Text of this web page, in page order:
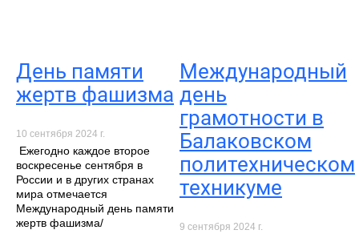
День памяти
жертв фашизма
10 сентября 2024 г.
Ежегодно каждое второе
воскресенье сентября в
России и в других странах
мира отмечается
Международный день памяти
жертв фашизма/
Международный
день
грамотности в
Балаковском
политехническом
техникуме
9 сентября 2024 г.